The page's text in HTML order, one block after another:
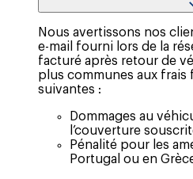
Nous avertissons nos
e-mail fourni lors de la
facturé après retour de
plus communes aux frais
suivantes :
Dommages au
l’couverture
Pénalité pour les
Portugal ou en